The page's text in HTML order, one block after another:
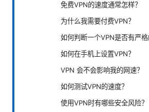
免费VPN的速度通常怎样？
为什么我需要付费VPN？
如何判断一个VPN是否有严格
如何在手机上设置VPN？
VPN 会不会影响我的网速？
如何测试VPN的速度？
使用VPN时有哪些安全风险？